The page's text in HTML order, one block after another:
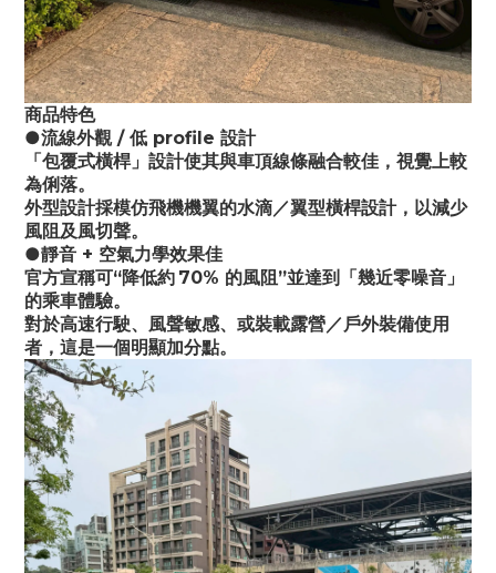
商品特色
●流線外觀 / 低 profile 設計
「包覆式橫桿」設計使其與車頂線條融合較佳，視覺上較
為俐落。
外型設計採模仿飛機機翼的水滴／翼型橫桿設計，以減少
風阻及風切聲。
●靜音 + 空氣力學效果佳
官方宣稱可“降低約 70% 的風阻”並達到「幾近零噪音」
的乘車體驗。
對於高速行駛、風聲敏感、或裝載露營／戶外裝備使用
者，這是一個明顯加分點。